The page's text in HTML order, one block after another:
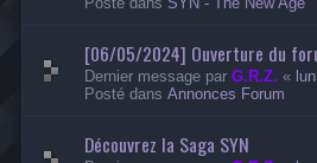
[06/05/2024] Ouverture du
Dernier message par G.R.Z. «
Posté dans Annonces Forum
Découvrez la Saga SYN